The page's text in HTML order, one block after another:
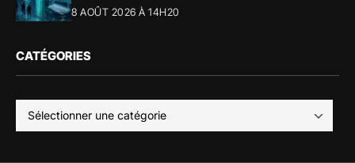
8 AOÛT 2026 À 14H20
CATÉGORIES